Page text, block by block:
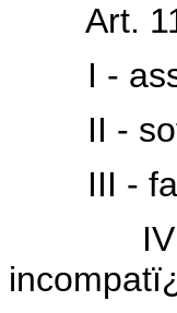
Art. 11.
I -
II -
III -
IV -